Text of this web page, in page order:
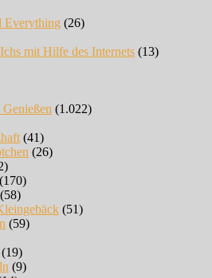
Everything (26)
mit Hilfe des Internets (13)
(1.022)
(41)
(26)
(170)
(58)
(51)
(59)
(19)
(9)